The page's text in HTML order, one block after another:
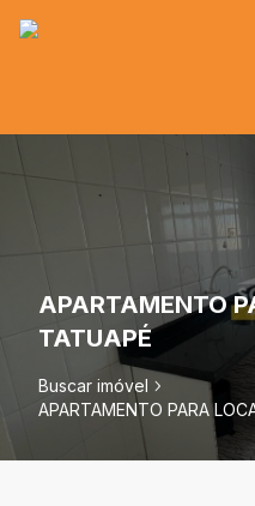
APARTAMENTO
TATUAPÉ
Buscar imóvel
APARTAMENTO PARA